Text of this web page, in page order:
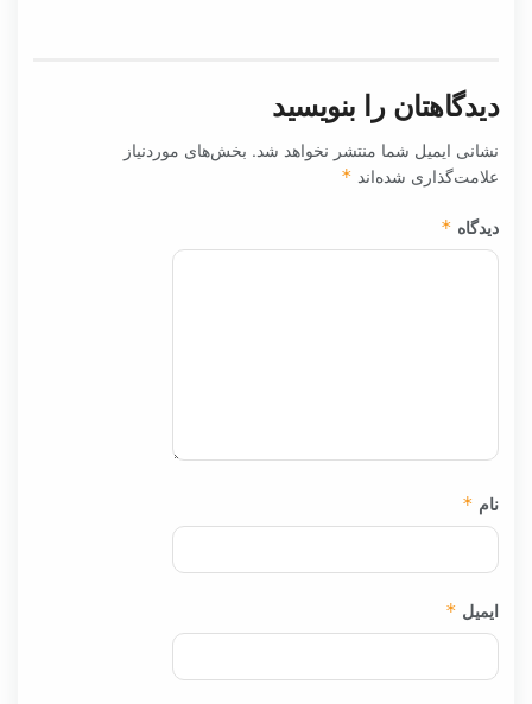
دیدگاهتان را بنویسید
نشانی ایمیل شما منتشر نخواهد شد. بخش‌های موردنیاز
علامت‌گذاری شده‌اند *
دیدگاه *
نام *
ایمیل *